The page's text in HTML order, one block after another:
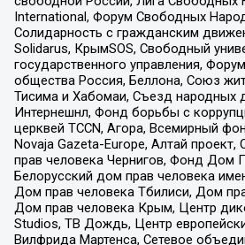
International, Форум Свободных
Солидарность с гражданским
Solidarus, КрымSOS, Свободный
государственного управления,
общества Россия, Беллона, Союз
Тисима и Хабомаи, Съезд народных
Интернешнл, Фонд борьбы с
церквей TCCN, Агора, Всемирный
Novaja Gazeta-Europe, Алтай
прав человека Чернигов, Фонд Дом
Белорусский дом прав человека
Дом прав человека Тбилиси, Дом
Дом прав человека Крым, Центр
Studios, ТВ Дождь, Центр
Вилфрида Мартенса, Сетевое